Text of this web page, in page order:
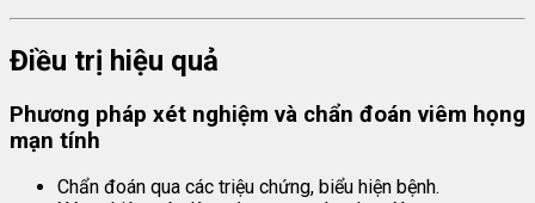
Điều trị hiệu quả
Phương pháp xét nghiệm và chẩn đoán viêm họng
mạn tính
Chẩn đoán qua các triệu chứng, biểu hiện bệnh.